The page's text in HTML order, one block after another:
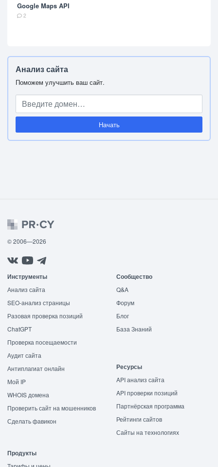
Google Maps API
2
Анализ сайта
Поможем улучшить ваш сайт.
Начать
© 2006—2026
Инструменты
Анализ сайта
SEO-анализ страницы
Разовая проверка позиций
ChatGPT
Проверка посещаемости
Аудит сайта
Антиплагиат онлайн
Мой IP
WHOIS домена
Проверить сайт на мошенников
Сделать фавикон
Сообщество
Q&A
Форум
Блог
База Знаний
Ресурсы
API анализ сайта
API проверки позиций
Партнёрская программа
Рейтинги сайтов
Сайты на технологиях
Продукты